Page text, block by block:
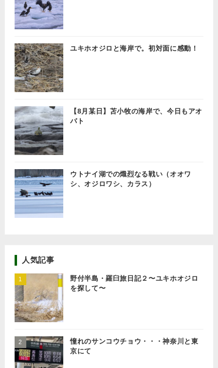
ユキホオジロと海岸で。初対面に感動！
【8月某日】苫小牧の海岸で、今日もアオ
バト
ウトナイ湖での熾烈なる戦い（オオワ
シ、オジロワシ、カラス）
人気記事
野付半島・羅臼旅日記２〜ユキホオジロ
を探して〜
憧れのサンコウチョウ・・・神奈川と東
京にて